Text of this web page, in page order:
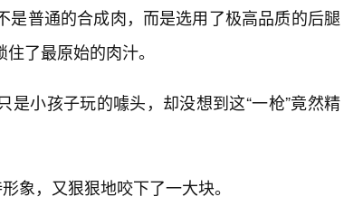
是普通的合成肉，而是选用了极高品质的后腿
了最原始的肉汁。
是小孩子玩的噱头，却没想到这“一枪”竟然精
象，又狠狠地咬下了一大块。